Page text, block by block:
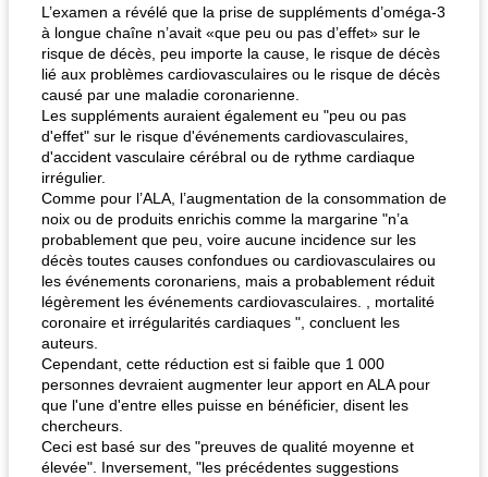
fiesta tostadas
L’examen a révélé que la prise de suppléments d’oméga-3
à longue chaîne n’avait «que peu ou pas d’effet» sur le
risque de décès, peu importe la cause, le risque de décès
lié aux problèmes cardiovasculaires ou le risque de décès
causé par une maladie coronarienne.
Les suppléments auraient également eu "peu ou pas
d'effet" sur le risque d'événements cardiovasculaires,
d'accident vasculaire cérébral ou de rythme cardiaque
irrégulier.
Comme pour l’ALA, l’augmentation de la consommation de
noix ou de produits enrichis comme la margarine "n’a
probablement que peu, voire aucune incidence sur les
décès toutes causes confondues ou cardiovasculaires ou
les événements coronariens, mais a probablement réduit
légèrement les événements cardiovasculaires. , mortalité
coronaire et irrégularités cardiaques ", concluent les
auteurs.
Cependant, cette réduction est si faible que 1 000
personnes devraient augmenter leur apport en ALA pour
que l'une d'entre elles puisse en bénéficier, disent les
chercheurs.
Ceci est basé sur des "preuves de qualité moyenne et
élevée". Inversement, "les précédentes suggestions